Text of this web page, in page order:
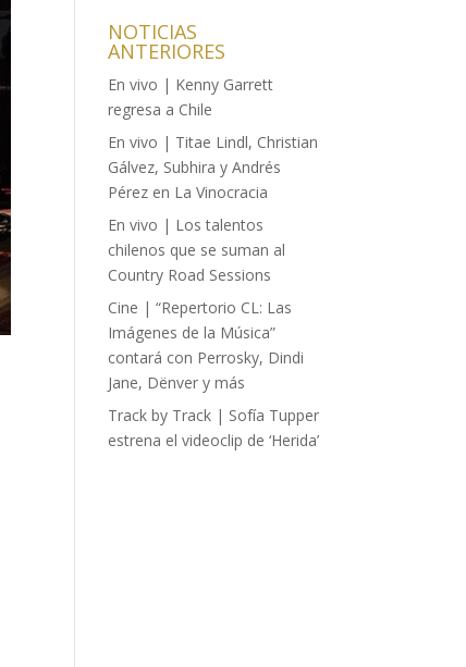
NOTICIAS
ANTERIORES
En vivo | Kenny Garrett
regresa a Chile
En vivo | Titae Lindl, Christian
Gálvez, Subhira y Andrés
Pérez en La Vinocracia
En vivo | Los talentos
chilenos que se suman al
Country Road Sessions
Cine | “Repertorio CL: Las
Imágenes de la Música”
contará con Perrosky, Dindi
Jane, Dënver y más
Track by Track | Sofía Tupper
estrena el videoclip de ‘Herida’